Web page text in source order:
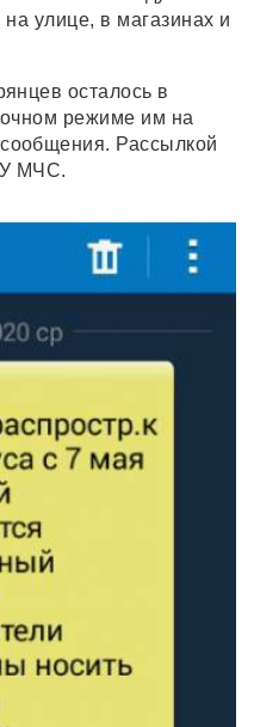
улице, в магазинах и
осталось в
режиме им на
Рассылкой
МЧС.